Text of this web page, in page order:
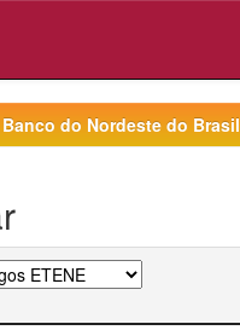
Banco do Nordeste do Brasil